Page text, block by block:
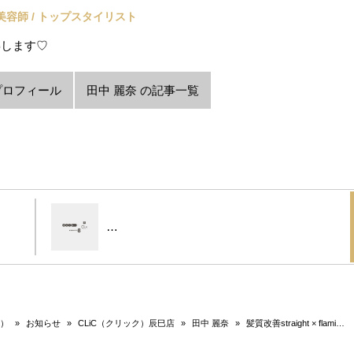
師 / トップスタイリスト
します♡
ロフィール 田中 麗奈 の記事一覧
…
» お知らせ » CLiC（クリック）辰巳店 » 田中 麗奈 » 髪質改善straight × flami…